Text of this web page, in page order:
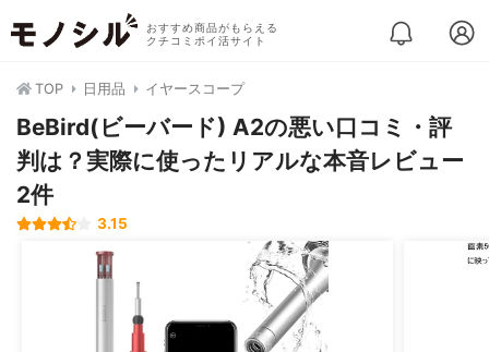
おすすめ商品がもらえる
クチコミポイ活サイト
TOP 日用品 イヤースコープ
BeBird(ビーバード) A2の悪い口コミ・評
判は？実際に使ったリアルな本音レビュー
2件
3.15